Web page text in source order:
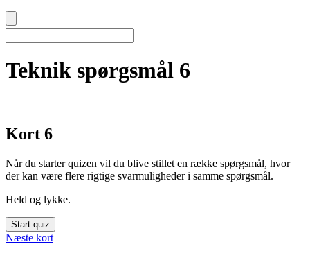
Teknik spørgsmål 6
Kort 6
Når du starter quizen vil du blive stillet en række spørgsmål, hvor
der kan være flere rigtige svarmuligheder i samme spørgsmål.
Held og lykke.
Næste kort